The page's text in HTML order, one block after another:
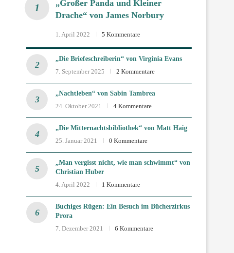
„Großer Panda und Kleiner
Drache“ von James Norbury
1. April 2022 5 Kommentare
„Die Briefeschreiberin“ von Virginia Evans
7. September 2025
2 Kommentare
„Nachtleben“ von Sabin Tambrea
24. Oktober 2021
4 Kommentare
„Die Mitternachtsbibliothek“ von Matt Haig
25. Januar 2021
0 Kommentare
„Man vergisst nicht, wie man schwimmt“ von
Christian Huber
4. April 2022
1 Kommentare
Buchiges Rügen: Ein Besuch im Bücherzirkus
Prora
7. Dezember 2021
6 Kommentare